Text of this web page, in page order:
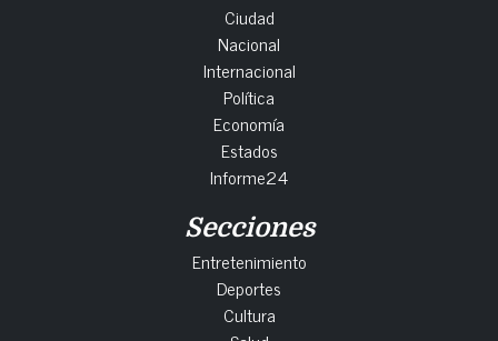
Ciudad
Nacional
Internacional
Política
Economía
Estados
Informe24
Secciones
Entretenimiento
Deportes
Cultura